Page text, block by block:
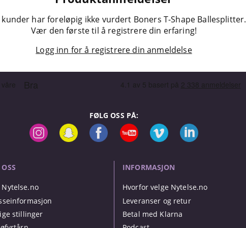
kunder har foreløpig ikke vurdert Boners T-Shape Ballesplitter.
Vær den første til å registrere din erfaring!
Logg inn for å registrere din anmeldelse
FØLG OSS PÅ:
Nytelse.no
stillinger
INFORMASJON
Hvorfor velge Nytelse.no
Leveranser og retur
Betal med Klarna